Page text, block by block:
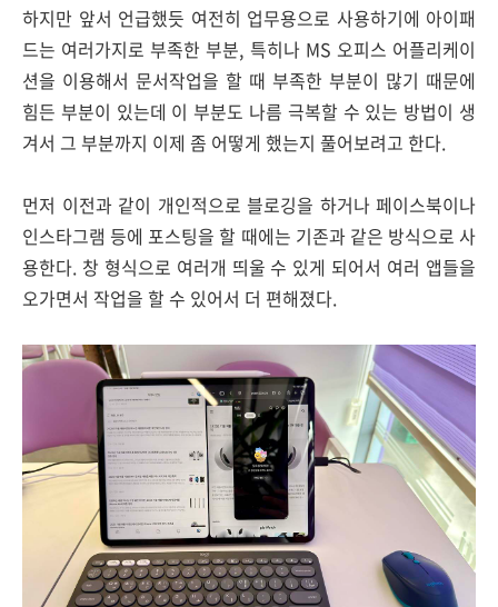
하지만 앞서 언급했듯 여전히 업무용으로 사용하기에 아이패
드는 여러가지로 부족한 부분, 특히나 MS 오피스 어플리케이
션을 이용해서 문서작업을 할 때 부족한 부분이 많기 때문에
힘든 부분이 있는데 이 부분도 나름 극복할 수 있는 방법이 생
겨서 그 부분까지 이제 좀 어떻게 했는지 풀어보려고 한다.
먼저 이전과 같이 개인적으로 블로깅을 하거나 페이스북이나
인스타그램 등에 포스팅을 할 때에는 기존과 같은 방식으로 사
용한다. 창 형식으로 여러개 띄울 수 있게 되어서 여러 앱들을
오가면서 작업을 할 수 있어서 더 편해졌다.